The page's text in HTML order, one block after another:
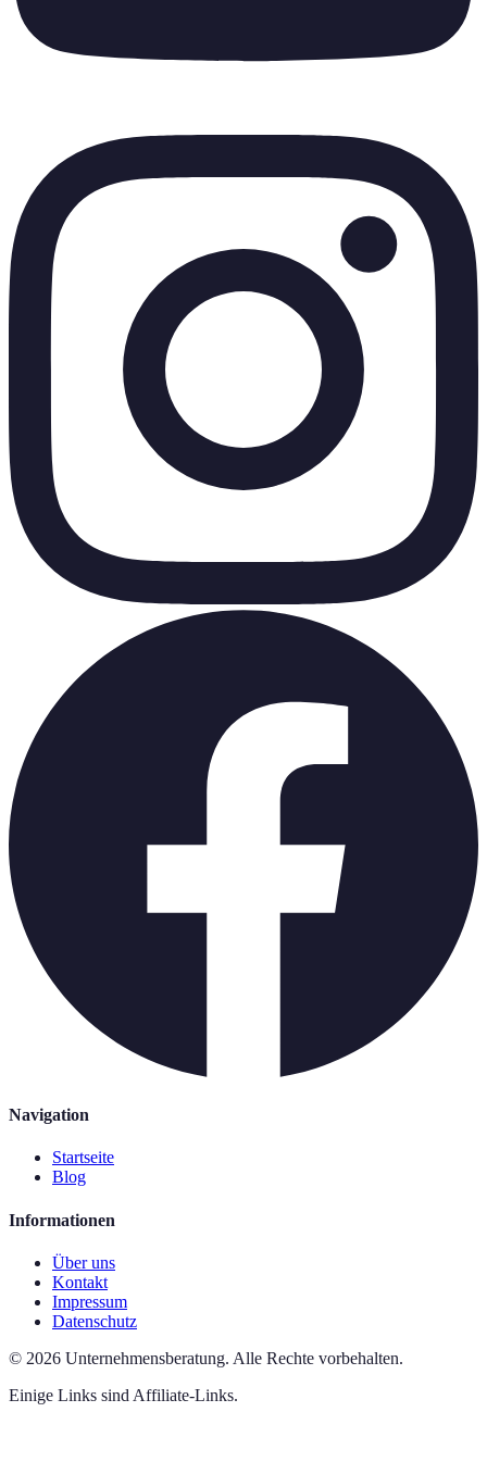
Navigation
Startseite
Blog
Informationen
Über uns
Kontakt
Impressum
Datenschutz
© 2026 Unternehmensberatung. Alle Rechte vorbehalten.
Einige Links sind Affiliate-Links.